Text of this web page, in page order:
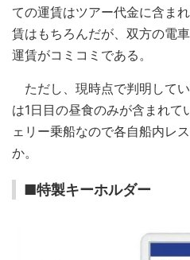
ての運賃はツアー代金に含ま
賃はもちろんだが、双方の電
運賃がコミコミである。
ただし、現時点で判明して
は1日目の昼食のみが含まれて
ェリー乗船なので各自船内レ
か。
■特製キーホルダー